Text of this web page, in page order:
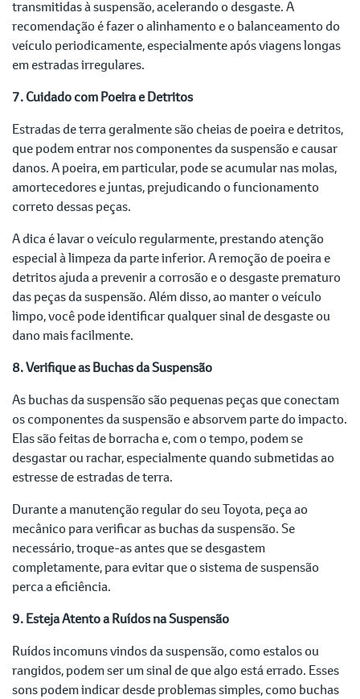
transmitidas à suspensão, acelerando o desgaste. A
recomendação é fazer o alinhamento e o balanceamento do
veículo periodicamente, especialmente após viagens longas
em estradas irregulares.
7. Cuidado com Poeira e Detritos
Estradas de terra geralmente são cheias de poeira e detritos,
que podem entrar nos componentes da suspensão e causar
danos. A poeira, em particular, pode se acumular nas molas,
amortecedores e juntas, prejudicando o funcionamento
correto dessas peças.
A dica é lavar o veículo regularmente, prestando atenção
especial à limpeza da parte inferior. A remoção de poeira e
detritos ajuda a prevenir a corrosão e o desgaste prematuro
das peças da suspensão. Além disso, ao manter o veículo
limpo, você pode identificar qualquer sinal de desgaste ou
dano mais facilmente.
8. Verifique as Buchas da Suspensão
As buchas da suspensão são pequenas peças que conectam
os componentes da suspensão e absorvem parte do impacto.
Elas são feitas de borracha e, com o tempo, podem se
desgastar ou rachar, especialmente quando submetidas ao
estresse de estradas de terra.
Durante a manutenção regular do seu Toyota, peça ao
mecânico para verificar as buchas da suspensão. Se
necessário, troque-as antes que se desgastem
completamente, para evitar que o sistema de suspensão
perca a eficiência.
9. Esteja Atento a Ruídos na Suspensão
Ruídos incomuns vindos da suspensão, como estalos ou
rangidos, podem ser um sinal de que algo está errado. Esses
sons podem indicar desde problemas simples, como buchas